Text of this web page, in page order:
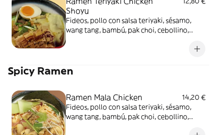
Shoyu
Fideos, pollo con salsa teriyaki, sésamo,
wang tang, bambú, pak choi, cebollino,
Spicy Ramen
Ramen Mala Chicken
14,20 €
Fideos, pollo con salsa teriyaki, sésamo,
wang tang, bambú, pak choi, cebollino,